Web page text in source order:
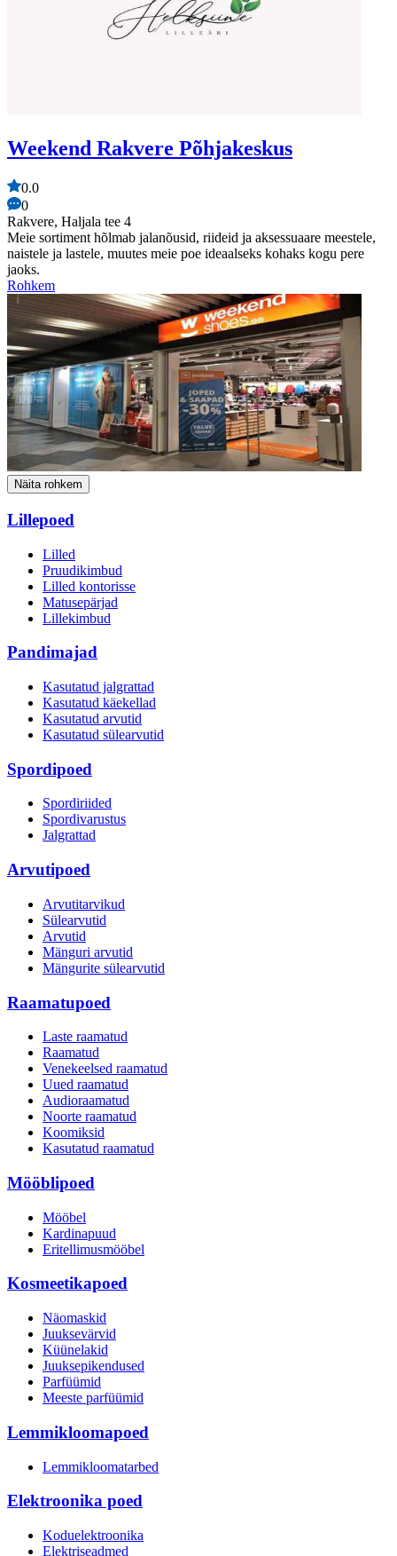
Weekend Rakvere Põhjakeskus
0.0
0
Rakvere, Haljala tee 4
Meie sortiment hõlmab jalanõusid, riideid ja aksessuaare meestele,
naistele ja lastele, muutes meie poe ideaalseks kohaks kogu pere
jaoks.
Rohkem
Näita rohkem
Lillepoed
Lilled
Pruudikimbud
Lilled kontorisse
Matusepärjad
Lillekimbud
Pandimajad
Kasutatud jalgrattad
Kasutatud käekellad
Kasutatud arvutid
Kasutatud sülearvutid
Spordipoed
Spordiriided
Spordivarustus
Jalgrattad
Arvutipoed
Arvutitarvikud
Sülearvutid
Arvutid
Mänguri arvutid
Mängurite sülearvutid
Raamatupoed
Laste raamatud
Raamatud
Venekeelsed raamatud
Uued raamatud
Audioraamatud
Noorte raamatud
Koomiksid
Kasutatud raamatud
Mööblipoed
Mööbel
Kardinapuud
Eritellimusmööbel
Kosmeetikapoed
Näomaskid
Juuksevärvid
Küünelakid
Juuksepikendused
Parfüümid
Meeste parfüümid
Lemmikloomapoed
Lemmikloomatarbed
Elektroonika poed
Koduelektroonika
Elektriseadmed